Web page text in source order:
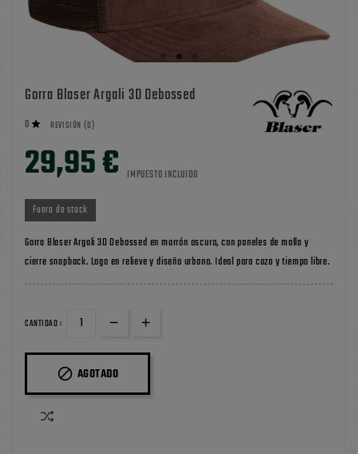
Gorra Blaser Argali 3D Debossed
0  REVISIÓN (0)
29,95 € IMPUESTO INCLUIDO
Fuera de stock
Gorra Blaser Argali 3D Debossed en marrón oscuro, con paneles de malla y
cierre snapback. Logo en relieve y diseño urbano. Ideal para caza y tiempo libre.
CANTIDAD :
 AGOTADO